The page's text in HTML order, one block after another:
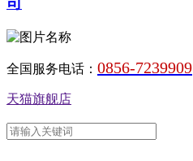
全国服务电话： 0856-7239909
天猫旗舰店